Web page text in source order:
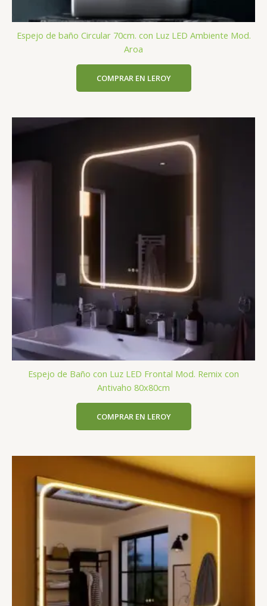
Espejo de baño Circular 70cm. con Luz LED Ambiente Mod.
Aroa
COMPRAR EN LEROY
Espejo de Baño con Luz LED Frontal Mod. Remix con
Antivaho 80x80cm
COMPRAR EN LEROY